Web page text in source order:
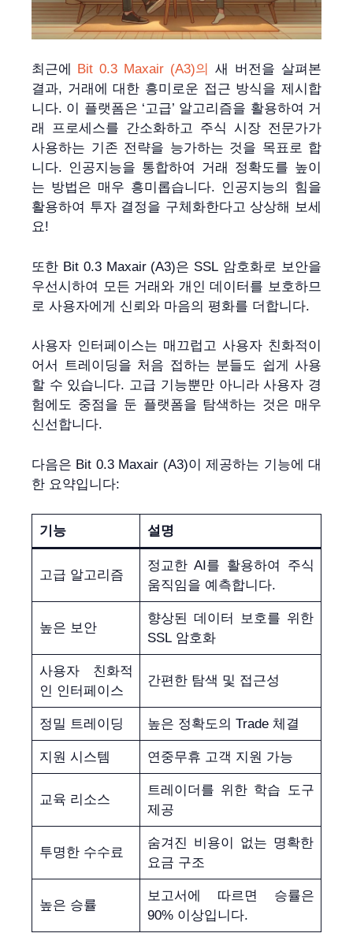
최근에 Bit 0.3 Maxair (A3)의
새 버전을 살펴본
결과, 거래에 대한 흥미로운 접근 방식을 제시합
니다. 이 플랫폼은 ‘고급’ 알고리즘을 활용하여 거
래 프로세스를 간소화하고 주식 시장 전문가가
사용하는 기존 전략을 능가하는 것을 목표로 합
니다. 인공지능을 통합하여 거래 정확도를 높이
는 방법은 매우 흥미롭습니다. 인공지능의 힘을
활용하여 투자 결정을 구체화한다고 상상해 보세
요!
또한 Bit 0.3 Maxair (A3)은 SSL 암호화로 보안을
우선시하여 모든 거래와 개인 데이터를 보호하므
로 사용자에게 신뢰와 마음의 평화를 더합니다.
사용자 인터페이스는 매끄럽고 사용자 친화적이
어서 트레이딩을 처음 접하는 분들도 쉽게 사용
할 수 있습니다. 고급 기능뿐만 아니라 사용자 경
험에도 중점을 둔 플랫폼을 탐색하는 것은 매우
신선합니다.
다음은 Bit 0.3 Maxair (A3)이 제공하는 기능에 대
한 요약입니다:
기능 설명
고급 알고리즘
정교한 AI를 활용하여 주식
움직임을 예측합니다.
높은 보안
향상된 데이터 보호를 위한
SSL 암호화
사용자 친화적
인 인터페이스
간편한 탐색 및 접근성
정밀 트레이딩 높은 정확도의 Trade 체결
지원 시스템 연중무휴 고객 지원 가능
교육 리소스
트레이더를 위한 학습 도구
제공
투명한 수수료
숨겨진 비용이 없는 명확한
요금 구조
높은 승률
보고서에 따르면 승률은
90% 이상입니다.